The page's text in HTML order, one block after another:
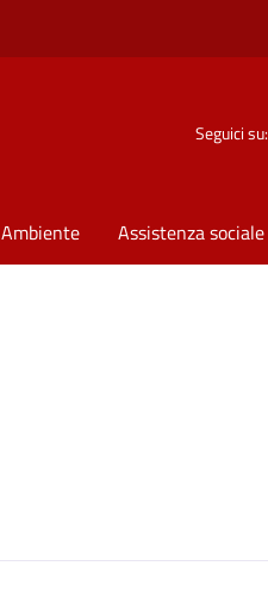
Seguici su:
Ambiente Assistenza sociale